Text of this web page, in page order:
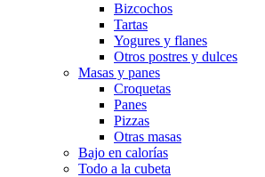
Bizcochos
Tartas
Yogures y flanes
Otros postres y dulces
Masas y panes
Croquetas
Panes
Pizzas
Otras masas
Bajo en calorías
Todo a la cubeta